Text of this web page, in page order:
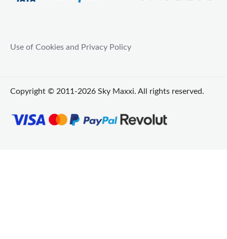
Use of Cookies and Privacy Policy
Copyright © 2011-2026 Sky Maxxi. All rights reserved.